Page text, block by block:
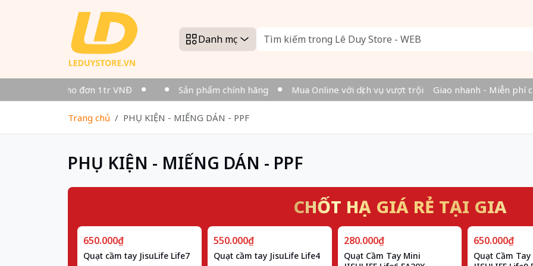
Danh mục
- Miễn phí cho đơn 1tr VNĐ Sản phẩm chính hãng Mua Online với dịch vụ vượt trội Giao nhanh - Miễn phí
Trang chủ PHỤ KIỆN - MIẾNG DÁN - PPF
PHỤ KIỆN - MIẾNG DÁN - PPF
CHỐT HẠ GIÁ RẺ TẠI GIA
650.000₫
Quạt cầm tay JisuLife Life7
550.000₫
Quạt cầm tay JisuLife Life4
280.000₫
Quạt Cầm Tay Mini
650.000₫
Quạt Cầm